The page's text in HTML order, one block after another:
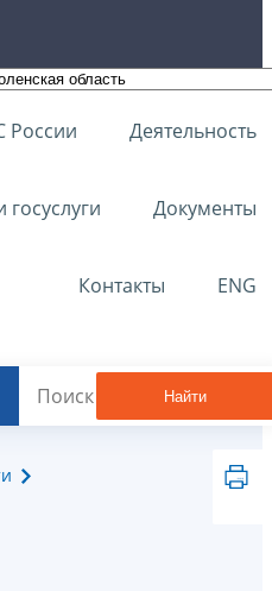
Деятельность
Документы
Контакты ENG
Найти